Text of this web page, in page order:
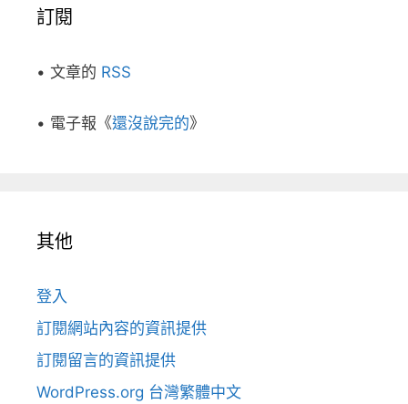
訂閱
• 文章的 RSS
• 電子報《還沒說完的》
其他
登入
訂閱網站內容的資訊提供
訂閱留言的資訊提供
WordPress.org 台灣繁體中文